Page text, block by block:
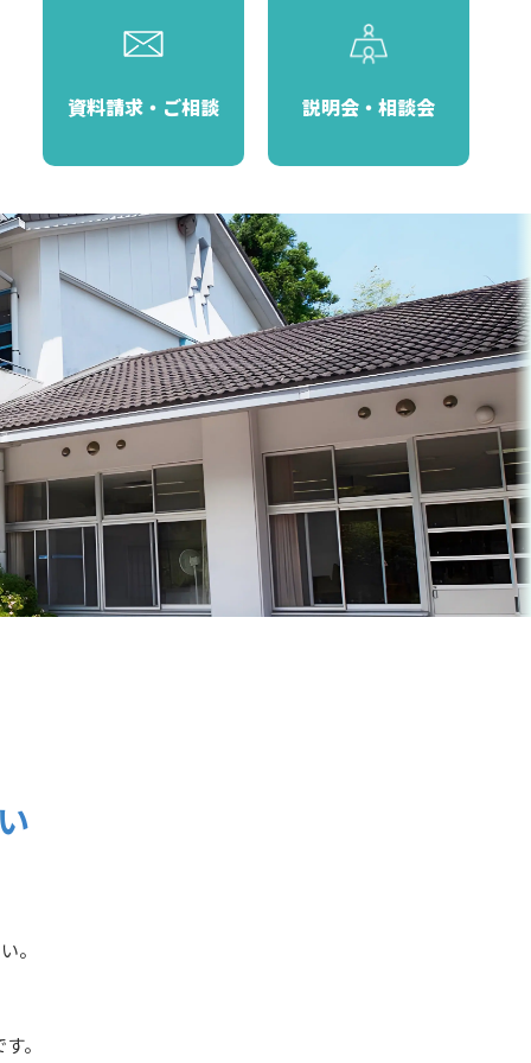
資料請求・ご相談 説明会・相談会
。
。